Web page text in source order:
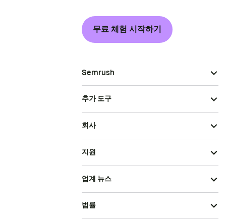
무료 체험 시작하기
Semrush
추가 도구
회사
지원
업계 뉴스
법률